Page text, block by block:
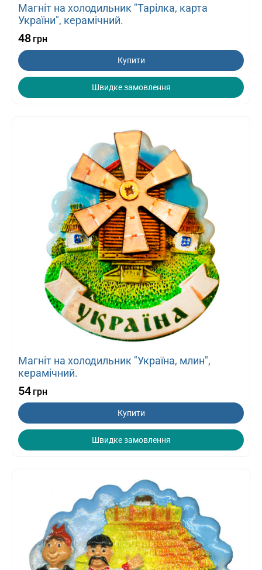
Магніт на холодильник "Тарілка, карта
України", керамічний.
48 грн
Купити
Швидке замовлення
Магніт на холодильник "Україна, млин",
керамічний.
54 грн
Купити
Швидке замовлення